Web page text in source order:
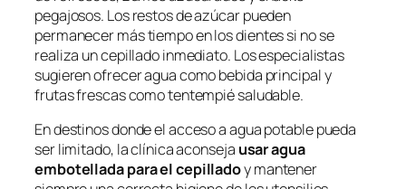
pegajosos. Los restos de azúcar pueden
permanecer más tiempo en los dientes si no se
realiza un cepillado inmediato. Los especialistas
sugieren ofrecer agua como bebida principal y
frutas frescas como tentempié saludable.
En destinos donde el acceso a agua potable pueda
ser limitado, la clínica aconseja usar agua
embotellada para el cepilladoy mantener